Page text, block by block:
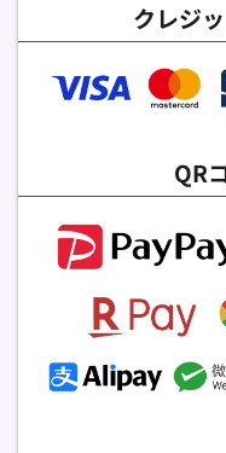
クレジ
QR